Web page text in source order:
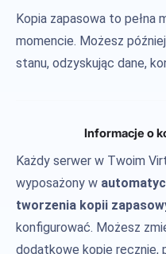
Kopia zapasowa to pełna
momencie. Możesz
stanu, odzyskując dane,
Informacje o
Każdy serwer w Twoim
wyposażony w
tworzenia kopii
konfigurować. Możesz
dodatkowe kopie ręcznie,